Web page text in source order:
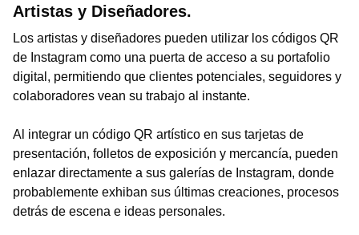
Artistas y Diseñadores.
Los artistas y diseñadores pueden utilizar los códigos QR
de Instagram como una puerta de acceso a su portafolio
digital, permitiendo que clientes potenciales, seguidores y
colaboradores vean su trabajo al instante.
Al integrar un código QR artístico en sus tarjetas de
presentación, folletos de exposición y mercancía, pueden
enlazar directamente a sus galerías de Instagram, donde
probablemente exhiban sus últimas creaciones, procesos
detrás de escena e ideas personales.